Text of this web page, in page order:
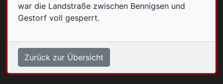
war die Landstraße zwischen Bennigsen und
Gestorf voll gesperrt.
Zurück zur Übersicht